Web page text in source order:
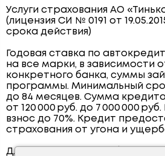
Услуги страхования АО
(лицензия СИ № 0191 от
срока действия)
Годовая ставка по
на все марки, в зависимости
конкретного банка, суммы
программы. Минимальный
до 84 месяцев. Сумма
от 120 000 руб. до 7 000 000
взнос до 70%. Кредит
страхования от угона и
Для получения подробной